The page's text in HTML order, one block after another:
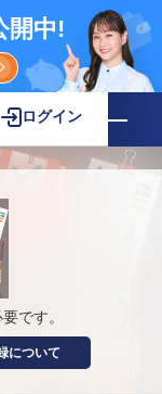
開中!
ログイン
です。
について